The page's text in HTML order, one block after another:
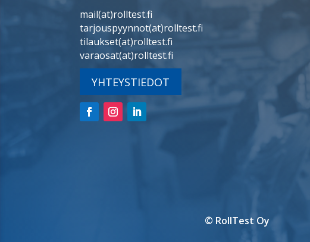
mail(at)rolltest.fi
tarjouspyynnot(at)rolltest.fi
tilaukset(at)rolltest.fi
varaosat(at)rolltest.fi
YHTEYSTIEDOT
© RollTest Oy